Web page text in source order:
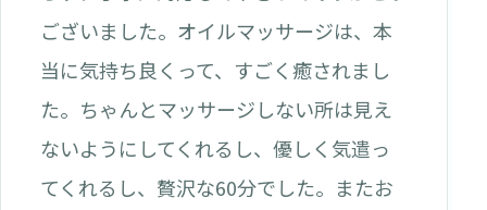
ございました。オイルマッサージは、本
当に気持ち良くって、すごく癒されまし
た。ちゃんとマッサージしない所は見え
ないようにしてくれるし、優しく気遣っ
てくれるし、贅沢な60分でした。またお